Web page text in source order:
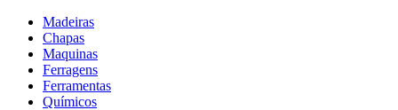
Madeiras
Chapas
Maquinas
Ferragens
Ferramentas
Químicos